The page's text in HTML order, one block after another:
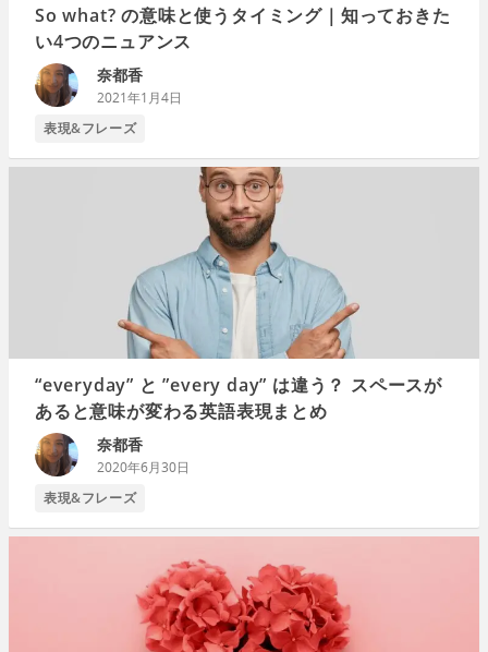
So what? の意味と使うタイミング｜知っておきた
い4つのニュアンス
奈都香
2021年1月4日
表現&フレーズ
“everyday” と ”every day” は違う？ スペースが
あると意味が変わる英語表現まとめ
奈都香
2020年6月30日
表現&フレーズ